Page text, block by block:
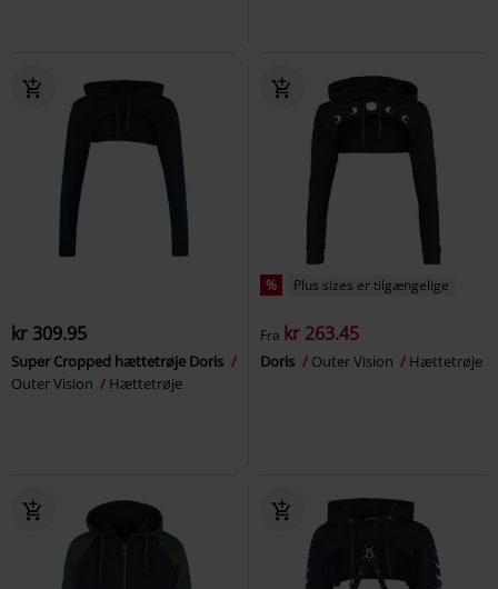
kr 309.95
Super Cropped hættetrøje Doris
Outer Vision
Hættetrøje
% Plus sizes er tilgængelige
Fra kr 263.45
Doris Outer Vision Hættetrøje